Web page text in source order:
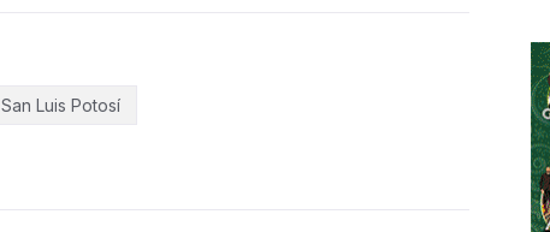
San Luis Potosí